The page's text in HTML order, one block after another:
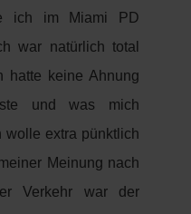
ich im Miami PD
war natürlich total
hatte keine Ahnung
und was mich
wolle extra pünktlich
Meinung nach
Verkehr war der